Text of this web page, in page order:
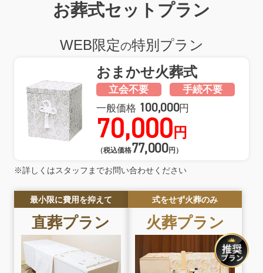
お葬式セットプラン
WEB限定の特別プラン
おまかせ火葬式
立会不要
手続不要
一般価格 100,000円
70,000 円
（税込価格77,000円）
※詳しくはスタッフまでお問い合わせください
最小限に費用を抑えて
直葬プラン
式をせず火葬のみ
火葬プラン